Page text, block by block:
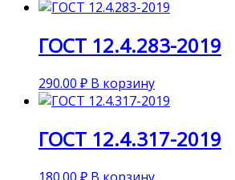
ГОСТ 12.4.283-2019
290.00 ₽ В корзину
ГОСТ 12.4.317-2019